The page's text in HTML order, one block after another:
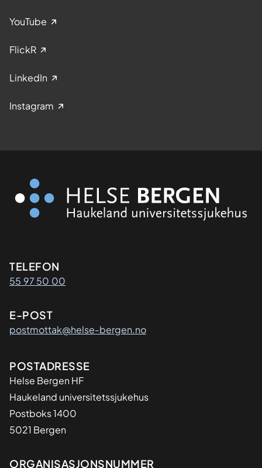
YouTube
FlickR
LinkedIn
Instagram
Kontaktinformasjon
TELEFON
55 97 50 00
E-POST
postmottak@helse-bergen.no
Adresse
POSTADRESSE
Helse Bergen HF
Haukeland universitetssjukehus
Postboks 1400
5021 Bergen
ORGANISASJONSNUMMER